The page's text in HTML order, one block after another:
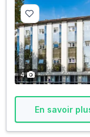
4
En savoir